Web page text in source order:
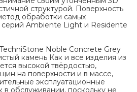
структурой. Поверхность
обработки самых
Ambiente Light и Residente
Noble Concrete Grey
камень Как и все изделия из
высокой твёрдостью,
на поверхности и в массе,
эксплуатационные
в обслуживании, поскольку не